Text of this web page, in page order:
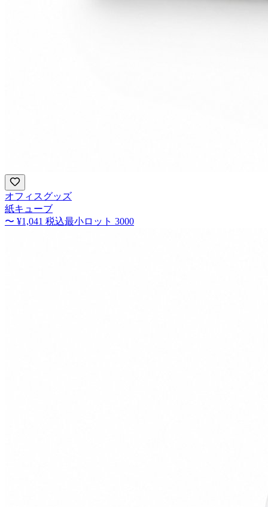
オフィスグッズ
紙キューブ
〜 ¥1,041 税込最小ロット 3000